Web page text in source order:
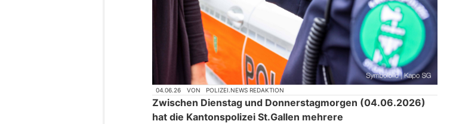
04.06.26 VON POLIZEI.NEWS REDAKTION
Zwischen Dienstag und Donnerstagmorgen (04.06.2026)
hat die Kantonspolizei St.Gallen mehrere